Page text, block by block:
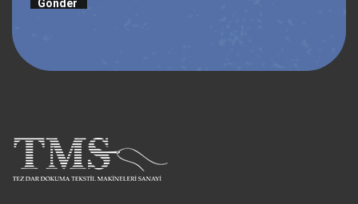
Gönder